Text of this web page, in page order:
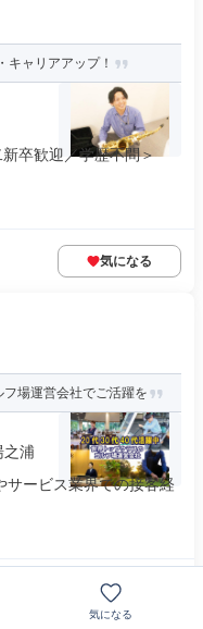
ャリアアップ！
卒歓迎／学歴不問＞
気になる
場運営会社でご活躍を
之浦
サービス業界での接客経
気になる
気になる